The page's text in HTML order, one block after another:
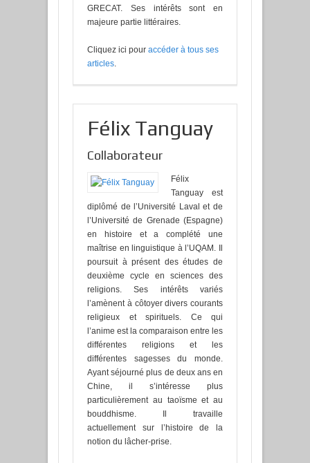
GRECAT. Ses intérêts sont en
majeure partie littéraires.
Cliquez ici pour accéder à tous ses
articles.
Félix Tanguay
Collaborateur
Félix
Tanguay est
diplômé de l’Université Laval et de
l’Université de Grenade (Espagne)
en histoire et a complété une
maîtrise en linguistique à l’UQAM. Il
poursuit à présent des études de
deuxième cycle en sciences des
religions. Ses intérêts variés
l’amènent à côtoyer divers courants
religieux et spirituels. Ce qui
l’anime est la comparaison entre les
différentes religions et les
différentes sagesses du monde.
Ayant séjourné plus de deux ans en
Chine, il s’intéresse plus
particulièrement au taoïsme et au
bouddhisme. Il travaille
actuellement sur l’histoire de la
notion du lâcher-prise.